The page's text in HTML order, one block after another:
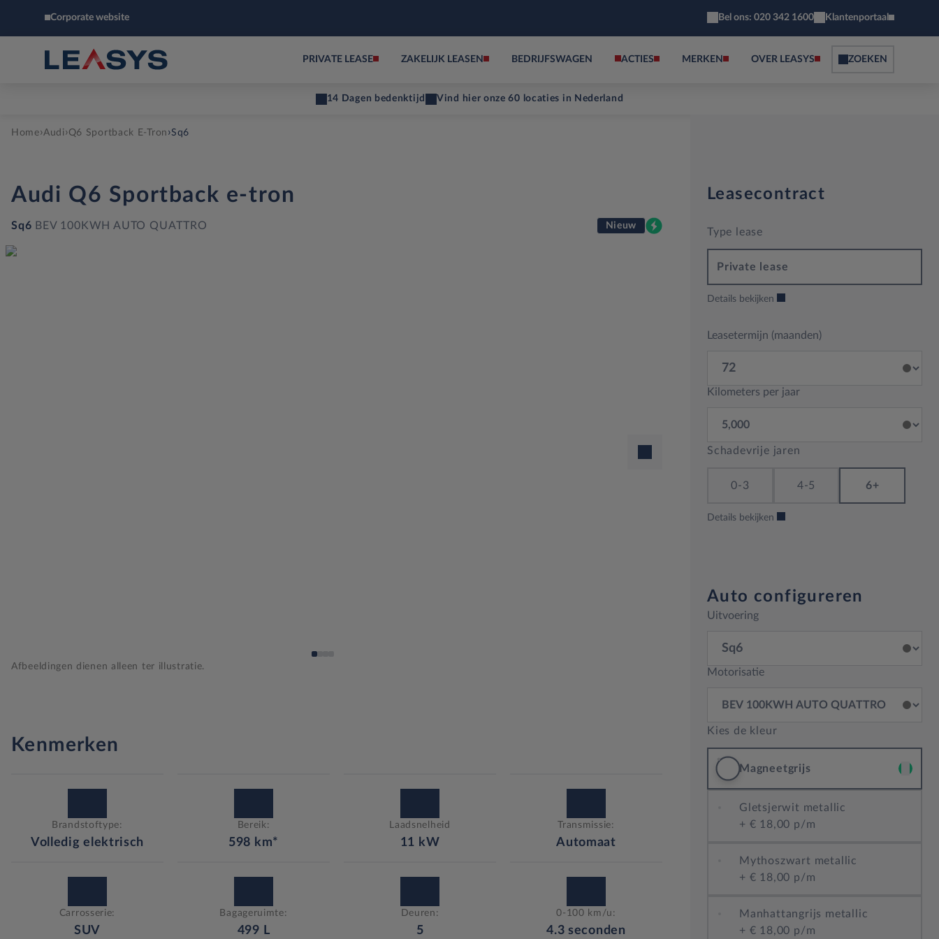
Corporate website Bel ons: 020 342 1600 Klantenportaal
PRIVATE LEASE ZAKELIJK LEASEN BEDRIJFSWAGEN ACTIES MERKEN OVER LEASYS ZOEKEN
14 Dagen bedenktijd Vind hier onze 60 locaties in Nederland
Home›Audi ›Q6 Sportback E-Tron ›Sq6
Audi Q6 Sportback e-tron
Sq6 BEV 100KWH AUTO QUATTRO Nieuw
Afbeeldingen dienen alleen ter illustratie.
Kenmerken
Brandstoftype:
Volledig elektrisch
Bereik:
598 km*
Laadsnelheid
11 kW
Transmissie:
Automaat
Carrosserie:
SUV
Bagageruimte:
499 L
Deuren:
5
0-100 km/u:
4.3 seconden
Leasecontract
Type lease
Private lease
Details bekijken
Leasetermijn (maanden)
Kilometers per jaar
Schadevrije jaren
0-3 4-5 6+
Details bekijken
Auto configureren
Uitvoering
Motorisatie
Kies de kleur
Magneetgrijs
Gletsjerwit metallic
+
€ 18,00 p/m
Mythoszwart metallic
+
€ 18,00 p/m
Manhattangrijs metallic
+
€ 18,00 p/m